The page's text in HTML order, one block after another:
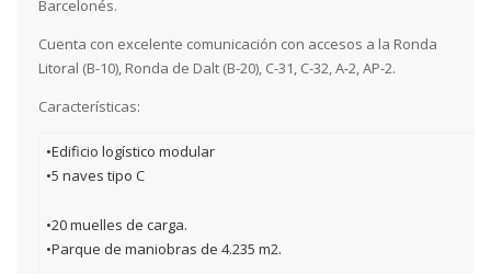
Barcelonés.
Cuenta con excelente comunicación con accesos a la Ronda
Litoral (B-10), Ronda de Dalt (B-20), C-31, C-32, A-2, AP-2.
Características:
•Edificio logístico modular
•5 naves tipo C
•20 muelles de carga.
•Parque de maniobras de 4.235 m2.